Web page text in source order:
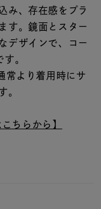
～
～
み、存在感をプラ
す。鏡面とスター
デザインで、コー
。
常より着用時にサ
。
ちらから】